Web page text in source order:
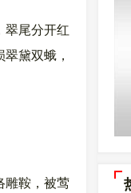
尾分开红
黛双蛾，
雕鞍，被莺